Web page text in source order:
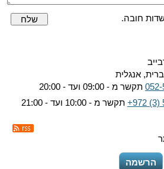
חובה. שלח
אנגלית
052- תקשר מ - 09:00 ועד - 20:00
+972 (3) תקשר מ - 10:00 ועד - 21:00
הרשמה